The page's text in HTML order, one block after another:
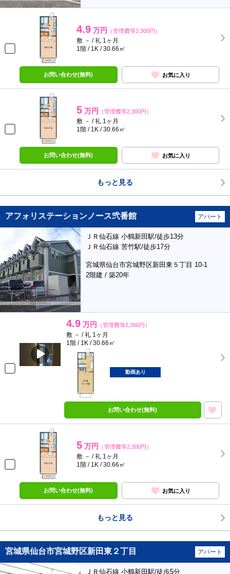
4.9 万円 （管理費等2,300円）
敷 － / 礼 1ヶ月
1階 / 1K / 30.66㎡
お問い合わせ(無料) お気に入り
5 万円 （管理費等2,300円）
敷 － / 礼 1ヶ月
1階 / 1K / 30.66㎡
お問い合わせ(無料) お気に入り
もっと見る
アフォリステーションノース弐番館 アパート
ＪＲ仙石線 小鶴新田駅/徒歩13分
ＪＲ仙石線 苦竹駅/徒歩17分
宮城県仙台市宮城野区新田東５丁目 10-1
2階建 / 築20年
4.9 万円 （管理費等2,300円）
敷 － / 礼 1ヶ月
1階 / 1K / 30.66㎡
動画あり
お問い合わせ(無料)
5 万円 （管理費等2,300円）
敷 － / 礼 1ヶ月
1階 / 1K / 30.66㎡
お問い合わせ(無料) お気に入り
もっと見る
宮城県仙台市宮城野区新田東２丁目 アパート
ＪＲ仙石線 小鶴新田駅/徒歩5分